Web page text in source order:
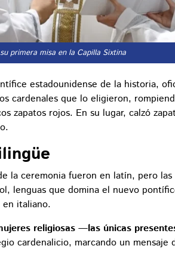
primera misa en la Capilla Sixtina
estadounidense de la historia,
cardenales que lo eligieron,
zapatos rojos. En su lugar, calzó
la ceremonia fueron en latín, pero
lenguas que domina el nuevo
italiano.
religiosas —las únicas
cardenalicio, marcando un mensaje